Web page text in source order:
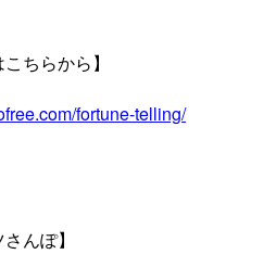
ちらから】
fortune-telling/
んぽ】